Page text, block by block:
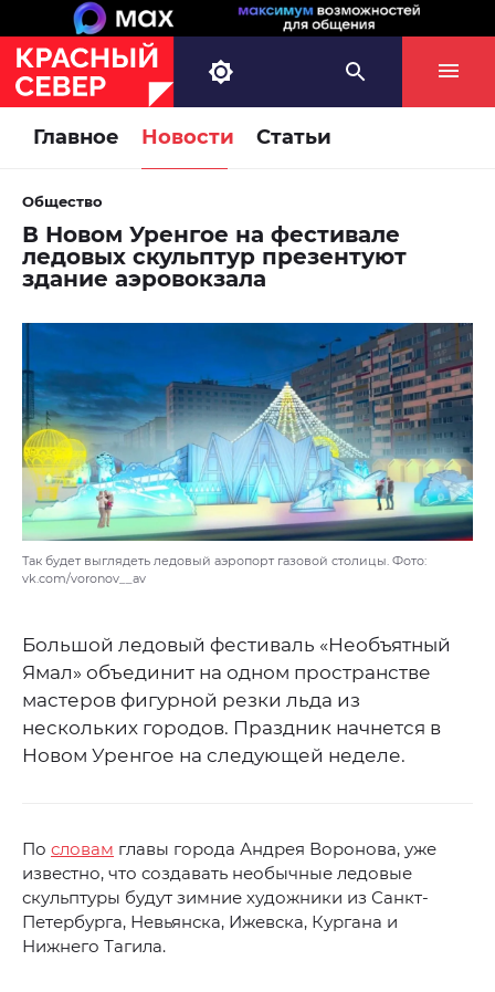
Главное Новости Статьи
Общество
В Новом Уренгое на фестивале
ледовых скульптур презентуют
здание аэровокзала
Так будет выглядеть ледовый аэропорт газовой столицы. Фото:
vk.com/voronov__av
Большой ледовый фестиваль «Необъятный
Ямал» объединит на одном пространстве
мастеров фигурной резки льда из
нескольких городов. Праздник начнется в
Новом Уренгое на следующей неделе.
По словам главы города Андрея Воронова, уже
известно, что создавать необычные ледовые
скульптуры будут зимние художники из Санкт-
Петербурга, Невьянска, Ижевска, Кургана и
Нижнего Тагила.